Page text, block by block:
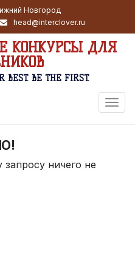
Новгород
head@interclover.ru
КОНКУРСЫ ДЛЯ
BEST. BE THE FIRST.
ничего не